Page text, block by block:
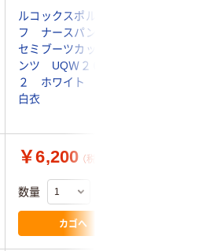
ルコックスポルティ
フ ナースパンツ
セミブーツカットパ
ンツ UQＷ２０１
２ ホワイト Ｍ
白衣
￥6,200 （税込）
数量
カゴへ